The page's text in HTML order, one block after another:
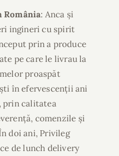
România: Anca și
ingineri cu spirit
prin a produce
pe care le livrau la
proaspăt
în efervescenții ani
prin calitatea
comenzile și
doi ani, Privileg
de lunch delivery